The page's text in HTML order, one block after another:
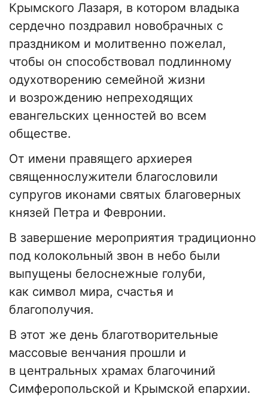
Крымского Лазаря, в котором владыка
сердечно поздравил новобрачных с
праздником и молитвенно пожелал,
чтобы он способствовал подлинному
одухотворению семейной жизни
и возрождению непреходящих
евангельских ценностей во всем
обществе.
От имени правящего архиерея
священнослужители благословили
супругов иконами святых благоверных
князей Петра и Февронии.
В завершение мероприятия традиционно
под колокольный звон в небо были
выпущены белоснежные голуби,
как символ мира, счастья и
благополучия.
В этот же день благотворительные
массовые венчания прошли и
в центральных храмах благочиний
Симферопольской и Крымской епархии.